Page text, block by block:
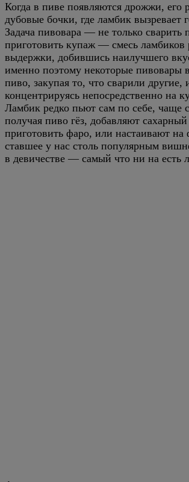
Когда в пиве появляются дрожжи, его
дубовые бочки, где ламбик вызревает
Задача пивовара — не только сварить
приготовить купаж — смесь ламбиков
выдержки, добившись наилучшего
именно поэтому некоторые пивовары
пиво, закупая то, что сварили другие,
концентрируясь непосредственно на
Ламбик редко пьют сам по себе, чаще
получая пиво гёз, добавляют
приготовить фаро, или настаивают на
ставшее у нас столь популярным
в девичестве — самый что ни на есть